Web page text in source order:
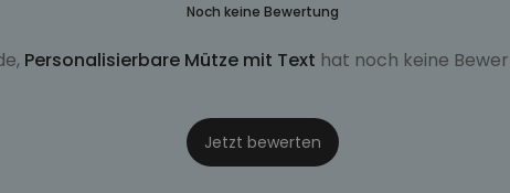
Noch keine Bewertung
Personalisierbare Mütze mit Text hat noch keine
Jetzt bewerten